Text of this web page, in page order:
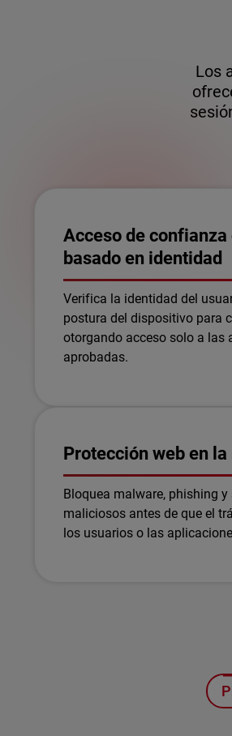
Los
Acceso de confianza
basado en identidad
Verifica la identidad del
postura del dispositivo para
otorgando acceso solo a las
aprobadas.
Protección web en la
Bloquea malware, phishing
maliciosos antes de que el
los usuarios o las